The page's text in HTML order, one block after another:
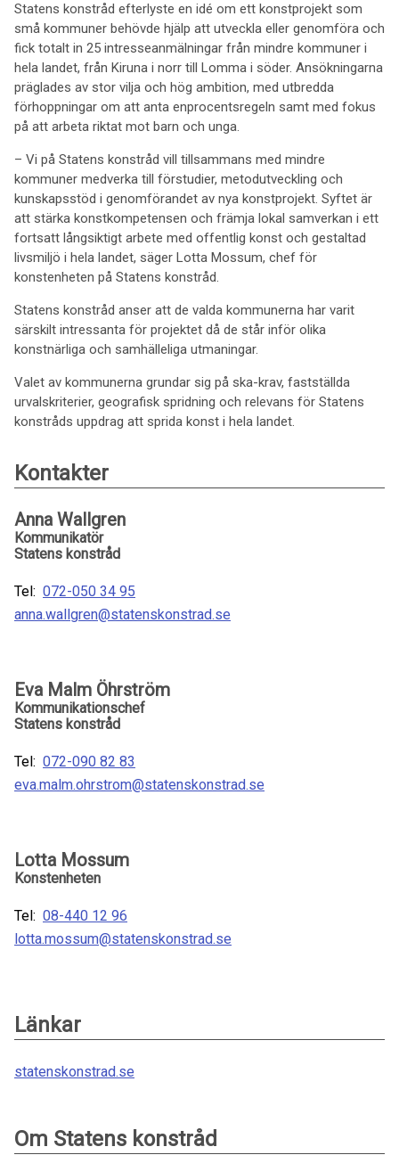
Statens konstråd efterlyste en idé om ett konstprojekt som
små kommuner behövde hjälp att utveckla eller genomföra och
fick totalt in 25 intresseanmälningar från mindre kommuner i
hela landet, från Kiruna i norr till Lomma i söder. Ansökningarna
präglades av stor vilja och hög ambition, med utbredda
förhoppningar om att anta enprocentsregeln samt med fokus
på att arbeta riktat mot barn och unga.
– Vi på Statens konstråd vill tillsammans med mindre
kommuner medverka till förstudier, metodutveckling och
kunskapsstöd i genomförandet av nya konstprojekt. Syftet är
att stärka konstkompetensen och främja lokal samverkan i ett
fortsatt långsiktigt arbete med offentlig konst och gestaltad
livsmiljö i hela landet, säger Lotta Mossum, chef för
konstenheten på Statens konstråd.
Statens konstråd anser att de valda kommunerna har varit
särskilt intressanta för projektet då de står inför olika
konstnärliga och samhälleliga utmaningar.
Valet av kommunerna grundar sig på ska-krav, fastställda
urvalskriterier, geografisk spridning och relevans för Statens
konstråds uppdrag att sprida konst i hela landet.
Kontakter
Anna Wallgren
Kommunikatör
Statens konstråd
Tel: 072-050 34 95
anna.wallgren@statenskonstrad.se
Eva Malm Öhrström
Kommunikationschef
Statens konstråd
Tel: 072-090 82 83
eva.malm.ohrstrom@statenskonstrad.se
Lotta Mossum
Konstenheten
Tel: 08-440 12 96
lotta.mossum@statenskonstrad.se
Länkar
statenskonstrad.se
Om Statens konstråd